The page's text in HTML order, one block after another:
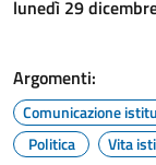
lunedì 29
Argomenti:
Comunicazione
Politica
Vita